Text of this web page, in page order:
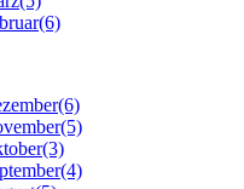
(6)
(6)
(5)
(3)
(4)